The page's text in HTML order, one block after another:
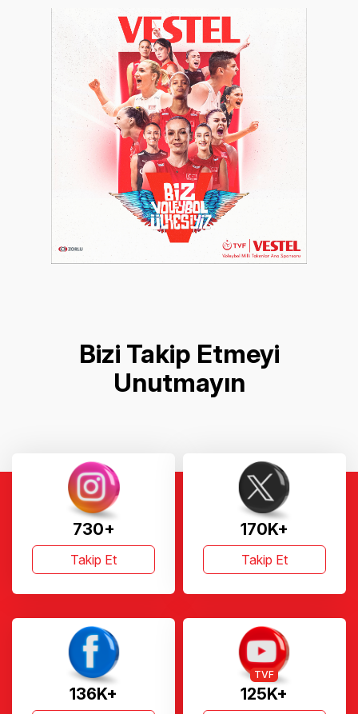
Bizi Takip Etmeyi
Unutmayın
730+
Takip Et
170K+
Takip Et
136K+ 125K+
TVF